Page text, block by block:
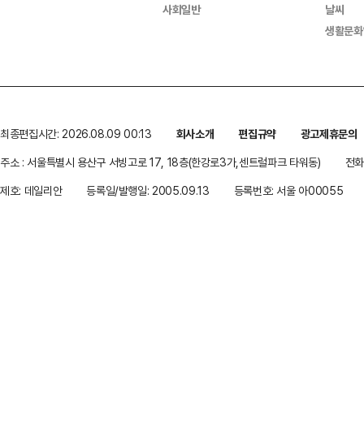
사회일반
날씨
생활문
최종편집시간: 2026.08.09 00:13 회사소개 편집규약
광고제휴문의
주소 : 서울특별시 용산구 서빙고로 17, 18층(한강로3가,센트럴파크 타워동)
전
제호: 데일리안
등록일/발행일: 2005.09.13 등록번호: 서울 아00055